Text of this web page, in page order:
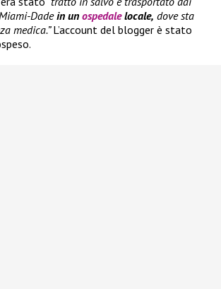
Dadein un ospedalelocale, dove sta
medica.”L’account del blogger è stato